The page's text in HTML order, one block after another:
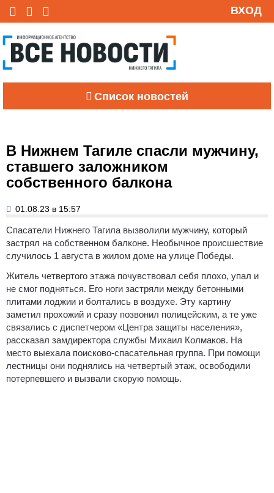
ВХОД
Список новостей
В Нижнем Тагиле спасли мужчину,
ставшего заложником
собственного балкона
01.08.23 в 15:57
Спасатели Нижнего Тагила вызволили мужчину, который
застрял на собственном балконе. Необычное происшествие
случилось 1 августа в жилом доме на улице Победы.
Житель четвертого этажа почувствовал себя плохо, упал и
не смог подняться. Его ноги застряли между бетонными
плитами лоджии и болтались в воздухе. Эту картину
заметил прохожий и сразу позвонил полицейским, а те уже
связались с диспетчером «Центра защиты населения»,
рассказал замдиректора службы Михаил Колмаков. На
место выехала поисково-спасательная группа. При помощи
лестницы они поднялись на четвертый этаж, освободили
потерпевшего и вызвали скорую помощь.